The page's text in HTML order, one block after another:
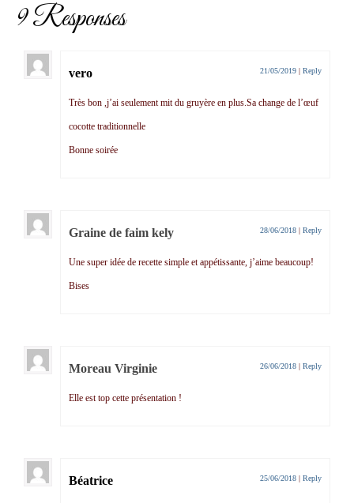
9 Responses
vero 21/05/2019 | Reply
Très bon ,j’ai seulement mit du gruyère en plus.Sa change de l’œuf
cocotte traditionnelle
Bonne soirée
Graine de faim kely 28/06/2018 | Reply
Une super idée de recette simple et appétissante, j’aime beaucoup!
Bises
Moreau Virginie 26/06/2018 | Reply
Elle est top cette présentation !
Béatrice 25/06/2018 | Reply